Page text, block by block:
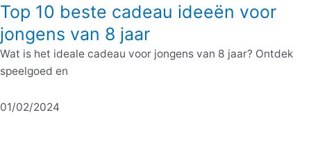
Top 10 beste cadeau ideeën voor
jongens van 8 jaar
Wat is het ideale cadeau voor jongens van 8 jaar? Ontdek
speelgoed en
01/02/2024